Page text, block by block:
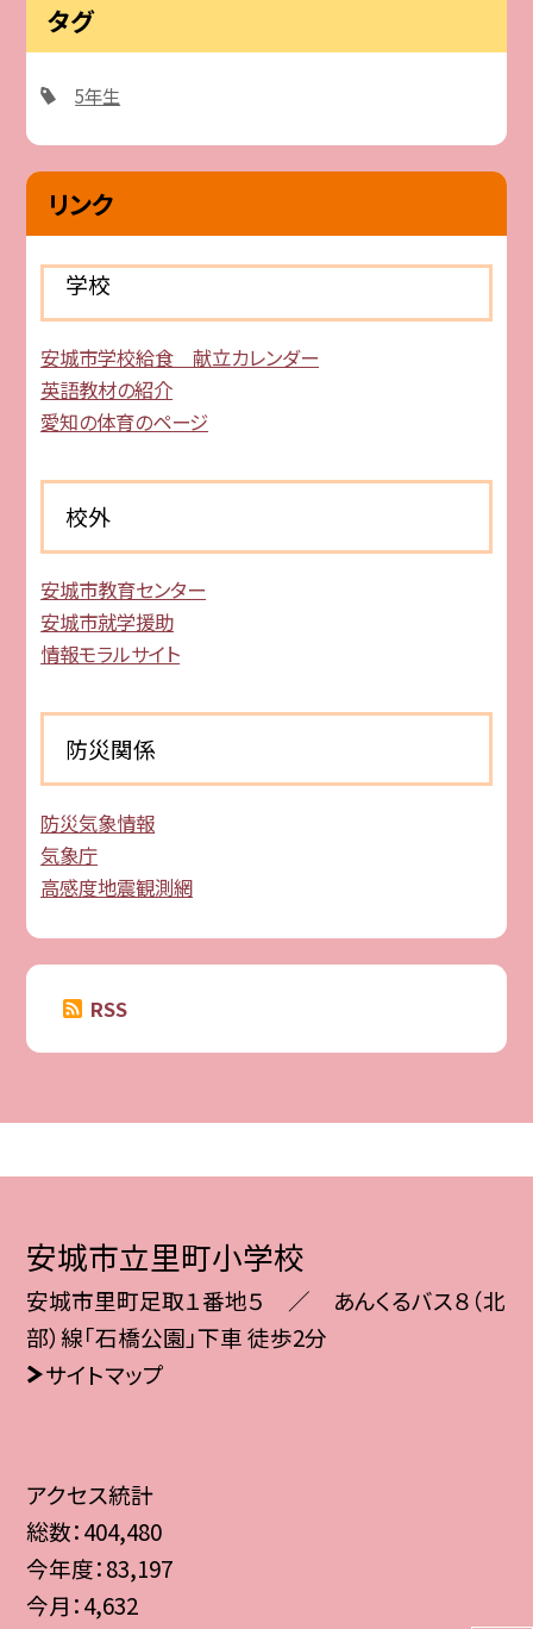
タグ
5年生
リンク
学校
安城市学校給食 献立カレンダー
英語教材の紹介
愛知の体育のページ
校外
安城市教育センター
安城市就学援助
情報モラルサイト
防災関係
防災気象情報
気象庁
高感度地震観測網
RSS
安城市立里町小学校
安城市里町足取１番地５ ／ あんくるバス８（北
部）線「石橋公園」下車 徒歩2分
サイトマップ
アクセス統計
総数：404,480
今年度：83,197
今月：4,632